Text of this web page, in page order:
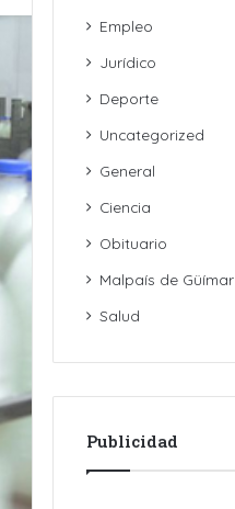
Empleo
Jurídico
Deporte
Uncategorized
General
Ciencia
Obituario
Malpaís de Güímar
Salud
Publicidad